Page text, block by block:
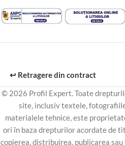
↩️ Retragere din contract
© 2026 Profil Expert. Toate
site, inclusiv textele,
materialele tehnice, este
ori în baza drepturilor acordate de
copierea, distribuirea, publicarea